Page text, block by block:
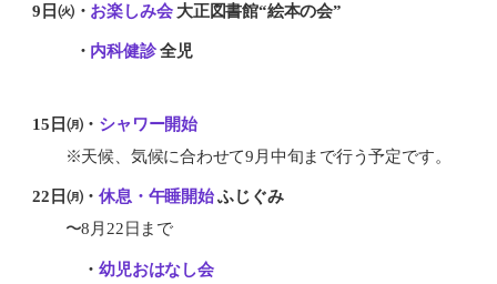
9日㈫・ お楽しみ会大正図書館“絵本の会”
・ 内科健診全児
15日㈪・ シャワー開始
※天候、気候に合わせて9月中旬まで行う予定です。
22日㈪・休息・午睡開始ふじぐみ
〜8月22日まで
・幼児おはなし会